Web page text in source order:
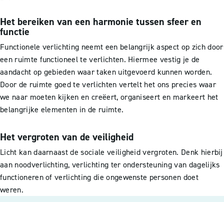
Het bereiken van een harmonie tussen sfeer en
functie
Functionele verlichting neemt een belangrijk aspect op zich door
een ruimte functioneel te verlichten. Hiermee vestig je de
aandacht op gebieden waar taken uitgevoerd kunnen worden.
Door de ruimte goed te verlichten vertelt het ons precies waar
we naar moeten kijken en creëert, organiseert en markeert het
belangrijke elementen in de ruimte.
Het vergroten van de veiligheid
Licht kan daarnaast de sociale veiligheid vergroten. Denk hierbij
aan noodverlichting, verlichting ter ondersteuning van dagelijks
functioneren of verlichting die ongewenste personen doet
weren.